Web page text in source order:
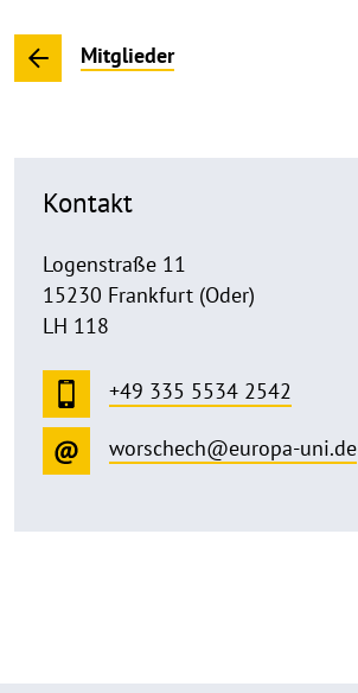
Mitglieder
Kontakt
Logenstraße 11
15230 Frankfurt (Oder)
LH 118
+49 335 5534 2542
worschech@europa-uni.de